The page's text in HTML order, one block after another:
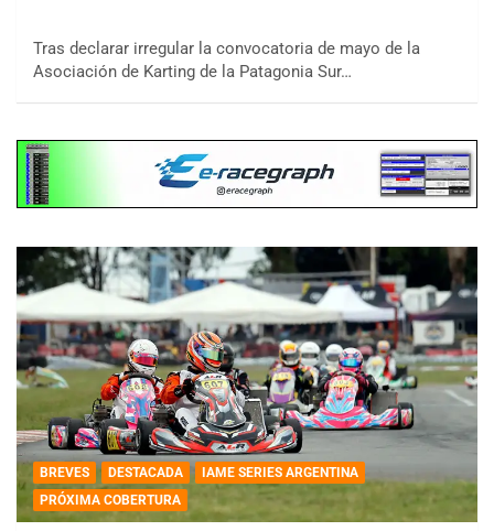
Tras declarar irregular la convocatoria de mayo de la
Asociación de Karting de la Patagonia Sur…
BREVES DESTACADA
IAME SERIES ARGENTINA
PRÓXIMA COBERTURA